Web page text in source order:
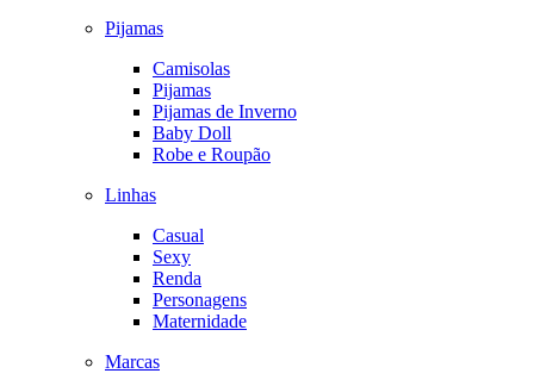
Pijamas
Camisolas
Pijamas
Pijamas de Inverno
Baby Doll
Robe e Roupão
Linhas
Casual
Sexy
Renda
Personagens
Maternidade
Marcas